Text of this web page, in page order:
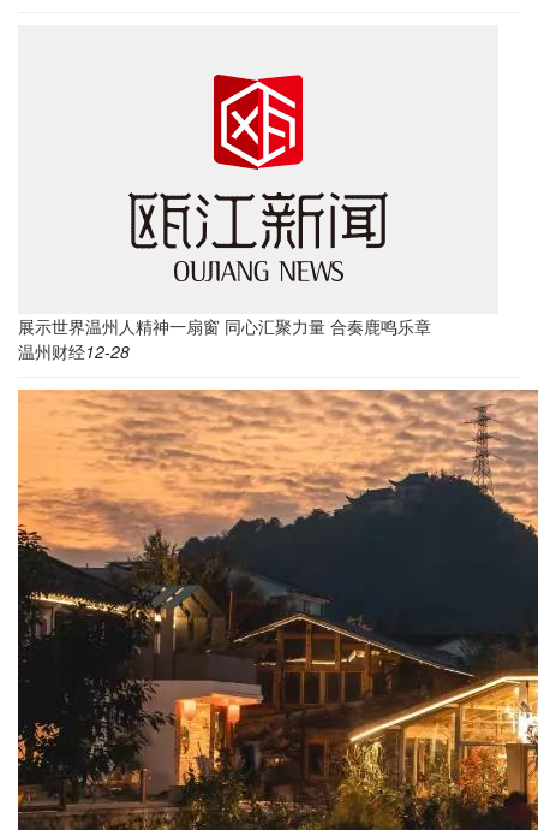
展示世界温州人精神一扇窗 同心汇聚力量 合奏鹿鸣乐章
温州财经12-28